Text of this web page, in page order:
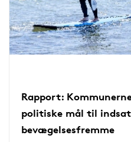
Rapport:
politiske mål til
bevægelsesfremme